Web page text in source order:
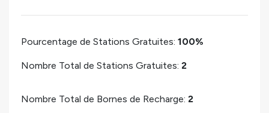
Pourcentage de Stations Gratuites: 100%
Nombre Total de Stations Gratuites: 2
Nombre Total de Bornes de Recharge: 2